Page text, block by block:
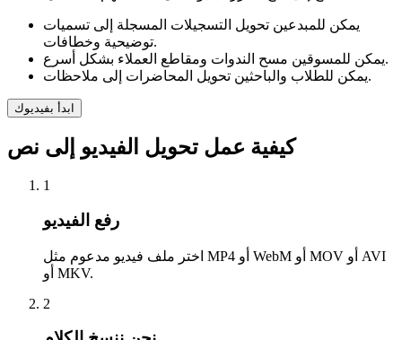
يمكن للمبدعين تحويل التسجيلات المسجلة إلى تسميات
توضيحية وخطافات.
يمكن للمسوقين مسح الندوات ومقاطع العملاء بشكل أسرع.
يمكن للطلاب والباحثين تحويل المحاضرات إلى ملاحظات.
ابدأ بفيديوك
كيفية عمل تحويل الفيديو إلى نص
1
رفع الفيديو
اختر ملف فيديو مدعوم مثل MP4 أو WebM أو MOV أو AVI
أو MKV.
2